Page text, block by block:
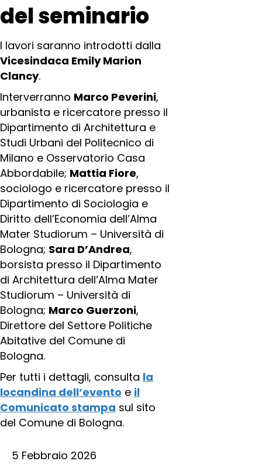
del seminario
I lavori saranno introdotti dalla
Vicesindaca Emily Marion
Clancy.
Interverranno Marco Peverini,
urbanista e ricercatore presso il
Dipartimento di Architettura e
Studi Urbani del Politecnico di
Milano e Osservatorio Casa
Abbordabile; Mattia Fiore,
sociologo e ricercatore presso il
Dipartimento di Sociologia e
Diritto dell’Economia dell’Alma
Mater Studiorum – Università di
Bologna; Sara D’Andrea,
borsista presso il Dipartimento
di Architettura dell’Alma Mater
Studiorum – Università di
Bologna; Marco Guerzoni,
Direttore del Settore Politiche
Abitative del Comune di
Bologna.
Per tutti i dettagli, consulta la
locandina dell’evento e il
Comunicato stampa sul sito
del Comune di Bologna.
5 Febbraio 2026